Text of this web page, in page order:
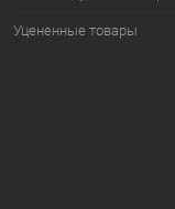
Уцененные товары